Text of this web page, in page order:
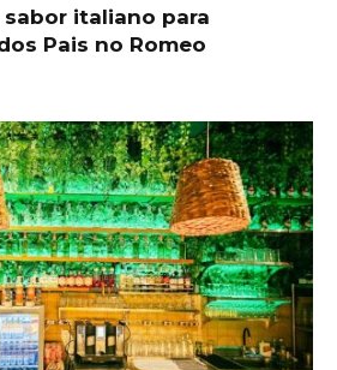
italiano para
Pais no Romeo